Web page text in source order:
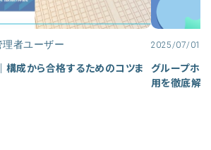
理者ユーザー
構成から合格するためのコツま
2025/07/01
グループホー
用を徹底解説